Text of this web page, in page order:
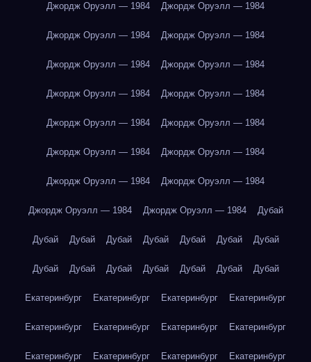
Джордж Оруэлл — 1984 Джордж Оруэлл — 1984
Джордж Оруэлл — 1984 Джордж Оруэлл — 1984
Джордж Оруэлл — 1984 Джордж Оруэлл — 1984
Джордж Оруэлл — 1984 Джордж Оруэлл — 1984
Джордж Оруэлл — 1984 Джордж Оруэлл — 1984
Джордж Оруэлл — 1984 Джордж Оруэлл — 1984
Джордж Оруэлл — 1984 Джордж Оруэлл — 1984
Джордж Оруэлл — 1984 Джордж Оруэлл — 1984 Дубай
Дубай Дубай Дубай Дубай Дубай Дубай Дубай
Дубай Дубай Дубай Дубай Дубай Дубай Дубай
Екатеринбург Екатеринбург Екатеринбург Екатеринбург
Екатеринбург Екатеринбург Екатеринбург Екатеринбург
Екатеринбург Екатеринбург Екатеринбург Екатеринбург